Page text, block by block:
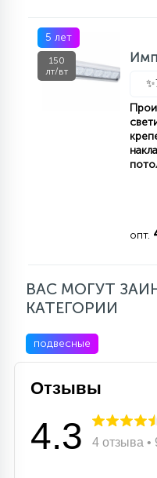
5 лет
150
лт/вт
✨
опт.
ВАС МОГУТ
КАТЕГОРИИ
подвесные
Отзывы
4.3 4 отзыва •